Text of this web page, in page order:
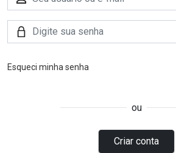
Esqueci minha senha
ou
Criar conta